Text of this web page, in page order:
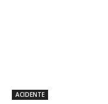
ACIDENTE